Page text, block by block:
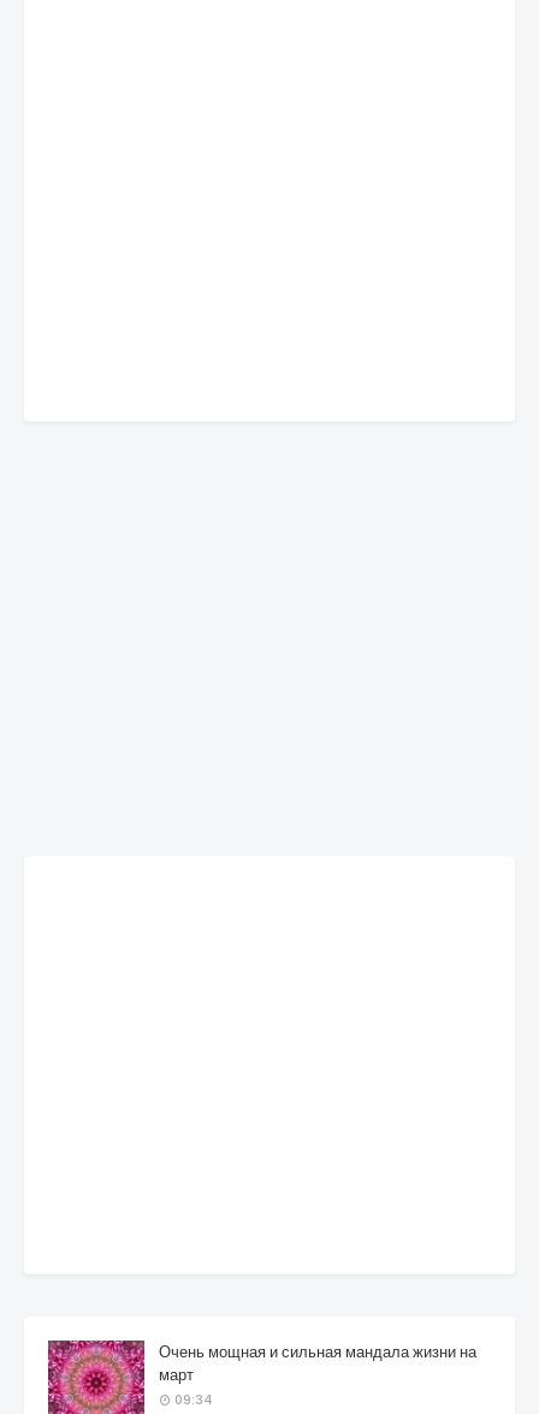
Очень мощная и сильная мандала жизни на
март
09:34